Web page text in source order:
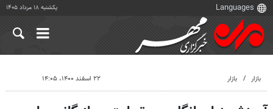
یکشنبه ۱۸ مرداد ۱۴۰۵
بازار بازار ۲۲ اسفند ۱۴۰۰، ۱۴:۰۵